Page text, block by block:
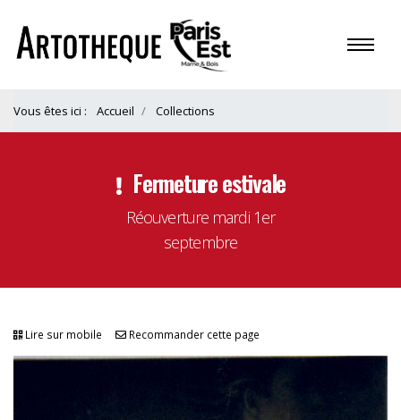
Vous êtes ici : Accueil Collections
Fermeture estivale
Réouverture mardi 1er
septembre
Lire sur mobile Recommander cette page